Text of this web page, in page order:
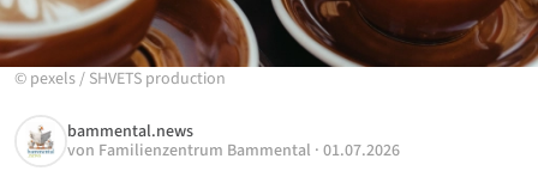
© pexels/ SHVETS production
bammental.news
von Familienzentrum Bammental · 01.07.2026